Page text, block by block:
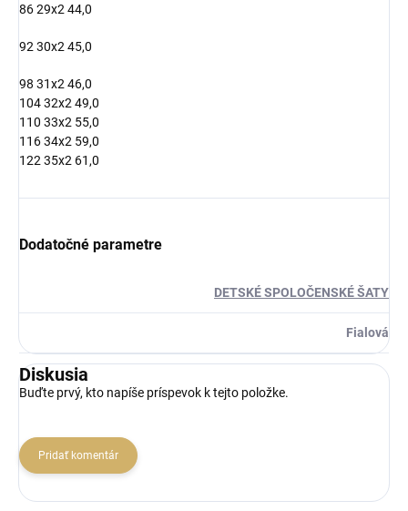
86 29x2 44,0
92 30x2 45,0
98 31x2 46,0
104 32x2 49,0
110 33x2 55,0
116 34x2 59,0
122 35x2 61,0
Dodatočné parametre
DETSKÉ SPOLOČENSKÉ ŠATY
Fialová
Diskusia
Buďte prvý, kto napíše príspevok k tejto položke.
Pridať komentár